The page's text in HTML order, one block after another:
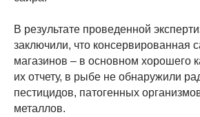
В результате проведенной
заключили, что консервированная
магазинов – в основном хорошего
их отчету, в рыбе не обнаружили
пестицидов, патогенных
металлов.